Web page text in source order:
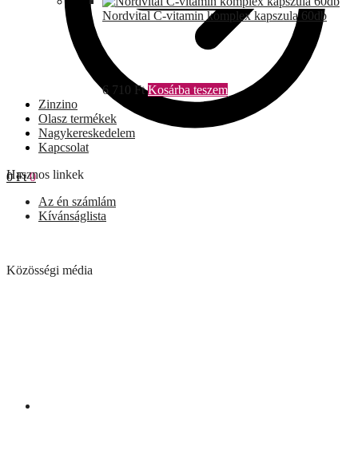
0Ft 0
Nordvital C-vitamin komplex kapszula 60db
6 710 Ft Kosárba teszem
Zinzino
Olasz termékek
Nagykereskedelem
Kapcsolat
Hasznos linkek
Az én számlám
Kívánságlista
Közösségi média